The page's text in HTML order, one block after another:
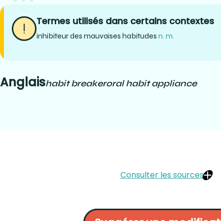
Termes utilisés dans certains contextes
inhibiteur des mauvaises habitudes n. m.
Anglaishabit breakeroral habit appliance
Consulter les sources
DARBY, ML. WALSH, MM. Dental Hygiene: Theory and